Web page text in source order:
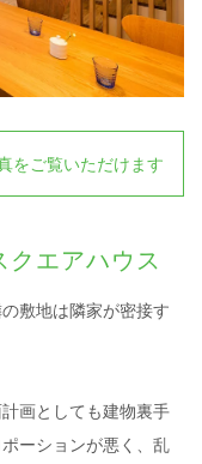
をご覧いただけます
エアハウス
敷地は隣家が密接す
画としても建物裏手
ーションが悪く、乱